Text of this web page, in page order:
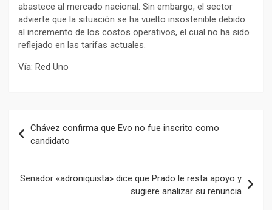
abastece al mercado nacional. Sin embargo, el sector
advierte que la situación se ha vuelto insostenible debido
al incremento de los costos operativos, el cual no ha sido
reflejado en las tarifas actuales.
Vía: Red Uno
de
entradas
Chávez confirma que Evo no fue inscrito como
candidato
Senador «adroniquista» dice que Prado le resta apoyo y
sugiere analizar su renuncia